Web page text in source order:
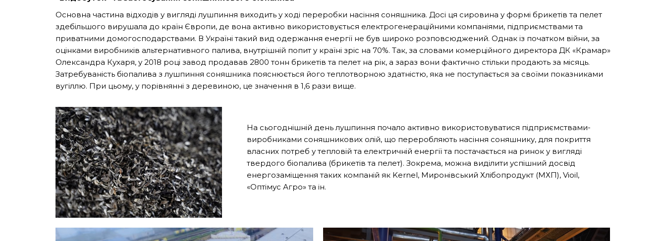
Основна частина відходів у вигляді лушпиння виходить у ході переробки насіння соняшника. Досі ця сировина у формі брикетів та пелет
здебільшого вирушала до країн Європи, де вона активно використовується електрогенераційними компаніями, підприємствами та
приватними домогосподарствами. В Україні такий вид одержання енергії не був широко розповсюджений. Однак із початком війни, за
оцінками виробників альтернативного палива, внутрішній попит у країні зріс на 70%. Так, за словами комерційного директора ДК «Крамар»
Олександра Кухаря, у 2018 році завод продавав 2800 тонн брикетів та пелет на рік, а зараз вони фактично стільки продають за місяць.
Затребуваність біопалива з лушпиння соняшника пояснюється його теплотворною здатністю, яка не поступається за своїми показниками
вугіллю. При цьому, у порівнянні з деревиною, це значення в 1,6 рази вище.
На сьогоднішній день лушпиння почало активно використовуватися підприємствами-
виробниками соняшникових олій, що переробляють насіння соняшнику, для покриття
власних потреб у тепловій та електричній енергії та постачається на ринок у вигляді
твердого біопалива (брикетів та пелет). Зокрема, можна виділити успішний досвід
енергозаміщення таких компаній як Kernel, Миронівський Хлібопродукт (МХП), Vioil,
«Оптімус Агро» та ін.